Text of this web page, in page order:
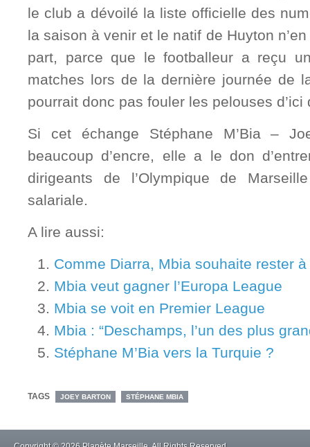
le club a dévoilé la liste officielle des
la saison à venir et le natif de Huyton
part, parce que le footballeur a reçu
matches lors de la dernière journée de
pourrait donc pas fouler les pelouses
Si cet échange Stéphane M’Bia –
beaucoup d’encre, elle a le don
dirigeants de l’Olympique de
salariale.
A lire aussi:
Comme Diarra, Mbia souhaite rester à
Mbia veut gagner l’Europa League
Mbia se voit en Premier League
Mbia : “Deschamps, l’un des plus
Stéphane M’Bia vers la Turquie ?
TAGS JOEY BARTON STÉPHANE MBIA